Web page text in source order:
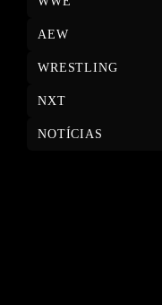
AEW
WRESTLING
NXT
NOTÍCIAS